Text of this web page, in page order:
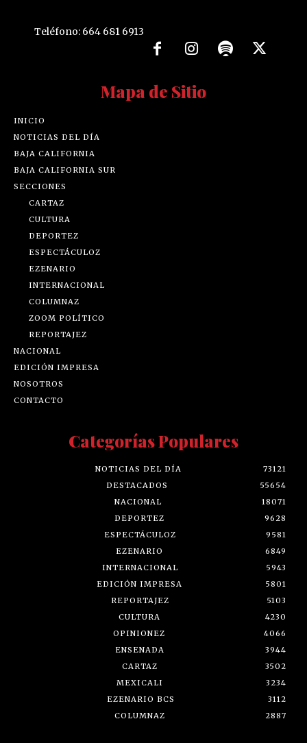
Teléfono: 664 681 6913
Mapa de Sitio
INICIO
NOTICIAS DEL DÍA
BAJA CALIFORNIA
BAJA CALIFORNIA SUR
SECCIONES
CARTAZ
CULTURA
DEPORTEZ
ESPECTÁCULOZ
EZENARIO
INTERNACIONAL
COLUMNAZ
ZOOM POLÍTICO
REPORTAJEZ
NACIONAL
EDICIÓN IMPRESA
NOSOTROS
CONTACTO
Categorías Populares
NOTICIAS DEL DÍA
73121
DESTACADOS
55654
NACIONAL
18071
DEPORTEZ
9628
ESPECTÁCULOZ
9581
EZENARIO
6849
INTERNACIONAL
5943
EDICIÓN IMPRESA
5801
REPORTAJEZ
5103
CULTURA
4230
OPINIONEZ
4066
ENSENADA
3944
CARTAZ
3502
MEXICALI
3234
EZENARIO BCS
3112
COLUMNAZ
2887